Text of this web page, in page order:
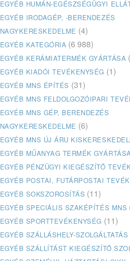
EGYÉB HUMÁN-EGÉSZSÉGÜGYI
EGYÉB IRODAGÉP, -BERENDEZÉS
NAGYKERESKEDELME (4)
EGYÉB KATEGÓRIA (6 988)
EGYÉB KERÁMIATERMÉK GYÁRTÁSA
EGYÉB KIADÓI TEVÉKENYSÉG (1)
EGYÉB MNS ÉPÍTÉS (31)
EGYÉB MNS FELDOLGOZÓIPARI
EGYÉB MNS GÉP, BERENDEZÉS
NAGYKERESKEDELME (6)
EGYÉB MNS ÚJ ÁRU
EGYÉB MŰANYAG TERMÉK
EGYÉB PÉNZÜGYI KIEGÉSZÍTŐ
EGYÉB POSTAI, FUTÁRPOSTAI
EGYÉB SOKSZOROSÍTÁS (11)
EGYÉB SPECIÁLIS SZAKÉPÍTÉS MNS
EGYÉB SPORTTEVÉKENYSÉG (11)
EGYÉB SZÁLLÁSHELY-SZOLGÁLTATÁS
EGYÉB SZÁLLÍTÁST KIEGÉSZÍTŐ